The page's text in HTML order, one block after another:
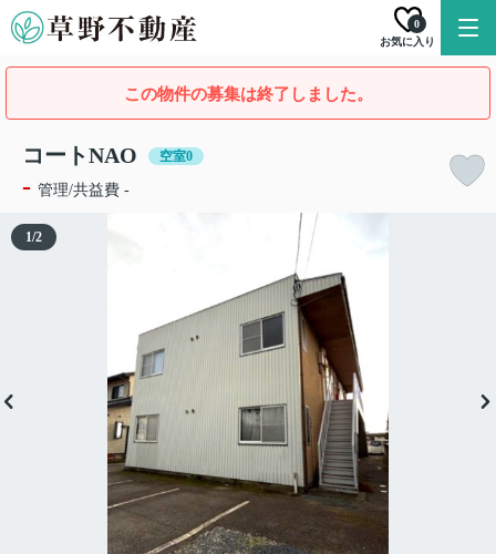
お気に入り
0
この物件の募集は終了しました。
コートNAO 空室0
- 管理/共益費 -
1/2